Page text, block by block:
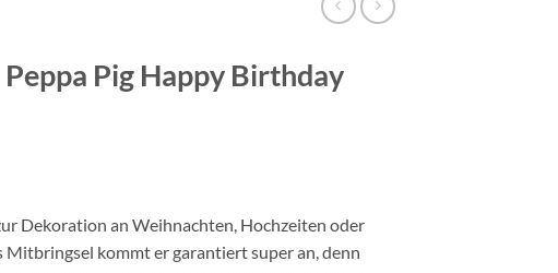
Pig Happy Birthday
Dekoration an Weihnachten, Hochzeiten oder
Mitbringsel kommt er garantiert super an, denn